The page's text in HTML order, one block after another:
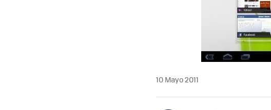
10 Mayo 2011